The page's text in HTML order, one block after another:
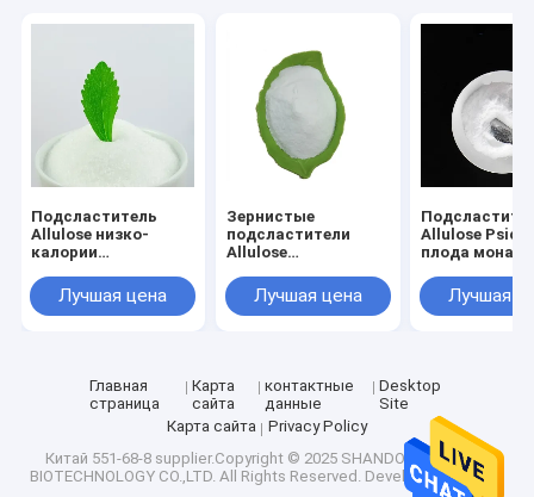
контактные данные
Новости
Естественный подсластитель Erythritol
Напудренный подсластитель Erythritol
Замена подсластителя Erythritol
Подсластитель
Allulose низко-
калории
вкуса напитков еды
сладкого
Лучшая цена
Зернистые
подсластители
Allulose
печь Cas Nummer
551-68-8
Лучшая цена
Allulose
плода монаха
низко-
Лучшая
Главная
страница
Карта
сайта
контактные
данные
Desktop
Site
Карта сайта
Privacy Policy
Китай 551-68-8supplier.Copyright © 2025 SHANDONG FUYANG
BIOTECHNOLOGY CO.,LTD. All Rights Reserved. Developed byECER